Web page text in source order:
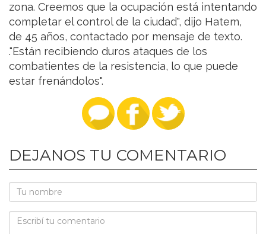
zona. Creemos que la ocupación está intentando
completar el control de la ciudad", dijo Hatem,
de 45 años, contactado por mensaje de texto.
."Están recibiendo duros ataques de los
combatientes de la resistencia, lo que puede
estar frenándolos".
DEJANOS TU COMENTARIO